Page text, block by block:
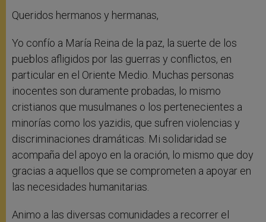
Queridos hermanos y hermanas,
Yo confío a María Reina de la paz, la suerte de los
pueblos afligidos por las guerras y conflictos, en
particular en el Oriente Medio. Muchas personas
inocentes son duramente probadas, lo mismo
cristianos que musulmanes o los pertenecientes a
minorías como los yazidis, que sufren violencias y
discriminaciones dramáticas. Mi solidaridad se
acompaña del apoyo en la oración, lo mismo que doy
gracias a aquellos que se comprometen a apoyar en
las necesidades humanitarias.
Animo a las diversas comunidades a recorrer el